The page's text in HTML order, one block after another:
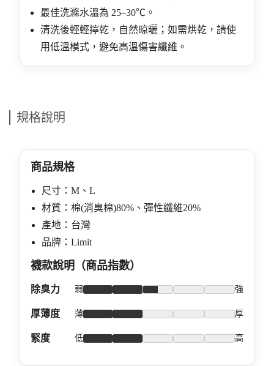
最佳洗滌水溫為 25–30℃。
清洗後輕輕擰乾，自然晾曬；如需烘乾，請使
用低溫模式，避免高溫傷害纖維。
規格說明
商品規格
尺寸：M、L
材質：棉(消臭棉)80%、彈性纖維20%
產地：台灣
品牌：Limit
襪款說明（商品指數）
除臭力 弱 強
厚薄度 薄 厚
緊度 低 高